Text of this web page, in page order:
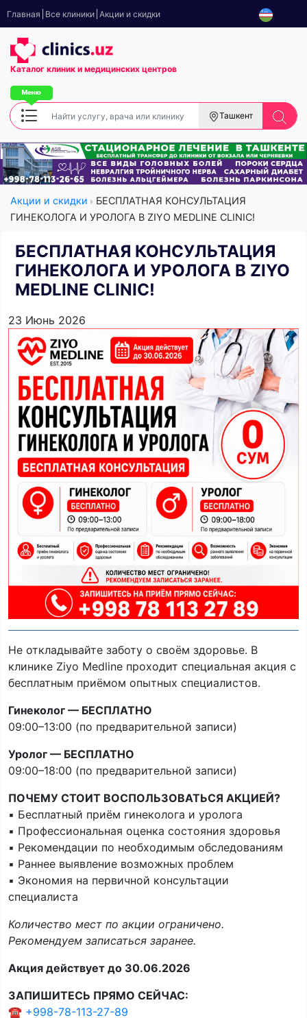
Главная Все клиники Акции и скидки
Каталог клиник и медицинских центров
Ташкент
Акции и скидки
БЕСПЛАТНАЯ КОНСУЛЬТАЦИЯ
ГИНЕКОЛОГА И УРОЛОГА В ZIYO MEDLINE CLINIC!
БЕСПЛАТНАЯ КОНСУЛЬТАЦИЯ
ГИНЕКОЛОГА И УРОЛОГА В ZIYO
MEDLINE CLINIC!
23 Июнь 2026
Не откладывайте заботу о своём здоровье. В
клинике Ziyo Medline проходит специальная акция с
бесплатным приёмом опытных специалистов.
Гинеколог — БЕСПЛАТНО
09:00–13:00 (по предварительной записи)
Уролог — БЕСПЛАТНО
09:00–18:00 (по предварительной записи)
ПОЧЕМУ СТОИТ ВОСПОЛЬЗОВАТЬСЯ АКЦИЕЙ?
▪️ Бесплатный приём гинеколога и уролога
▪️ Профессиональная оценка состояния здоровья
▪️ Рекомендации по необходимым обследованиям
▪️ Раннее выявление возможных проблем
▪️ Экономия на первичной консультации
специалиста
Количество мест по акции ограничено.
Рекомендуем записаться заранее.
Акция действует до 30.06.2026
ЗАПИШИТЕСЬ ПРЯМО СЕЙЧАС:
☎️ +998-78-113-27-89